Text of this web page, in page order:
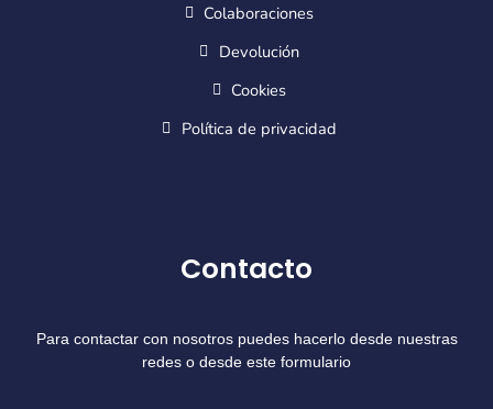
Colaboraciones
Devolución
Cookies
Política de privacidad
Contacto
Para contactar con nosotros puedes hacerlo desde nuestras
redes o desde este formulario